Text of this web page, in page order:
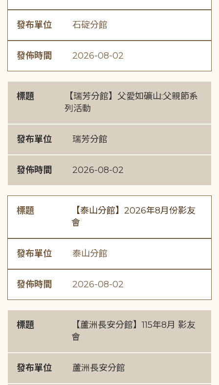
發布單位 石碇分館
發佈時間 2026-08-02
標題
【瑞芳分館】父愛如礦山:父親節系
列活動
發布單位 瑞芳分館
發佈時間 2026-08-02
標題
【泰山分館】2026年8月份影友
會
發布單位 泰山分館
發佈時間 2026-08-02
標題
【蘆洲長安分館】115年8月 影友
會
發布單位 蘆洲長安分館